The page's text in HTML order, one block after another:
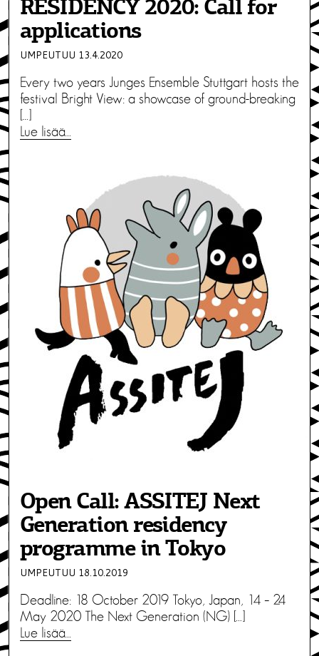
RESIDENCY 2020: Call for
applications
UMPEUTUU 13.4.2020
Every two years Junges Ensemble Stuttgart hosts the
festival Bright View: a showcase of ground-breaking
Lue lisää…
Open Call: ASSITEJ Next
Generation residency
programme in Tokyo
UMPEUTUU 18.10.2019
Deadline: 18 October 2019 Tokyo, Japan, 14 – 24
May 2020 The Next Generation (NG) […]
Lue lisää…